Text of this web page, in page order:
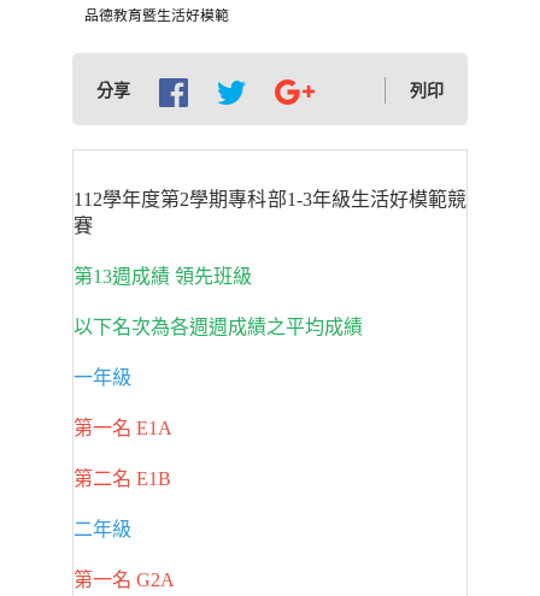
品德教育暨生活好模範
分享 列印
112學年度第2學期專科部1-3年級生活好模範競
賽
第13週成績 領先班級
以下名次為各週週成績之平均成績
一年級
第一名 E1A
第二名 E1B
二年級
第一名 G2A